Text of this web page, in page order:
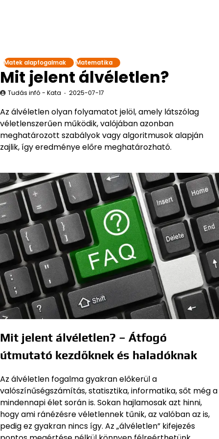
Matek alapfogalmak Matematika
Mit jelent álvéletlen?
Tudás infó - Kata 2025-07-17
Az álvéletlen olyan folyamatot jelöl, amely látszólag
véletlenszerűen működik, valójában azonban
meghatározott szabályok vagy algoritmusok alapján
zajlik, így eredménye előre meghatározható.
Mit jelent álvéletlen? – Átfogó
útmutató kezdőknek és haladóknak
Az álvéletlen fogalma gyakran előkerül a
valószínűségszámítás, statisztika, informatika, sőt még a
mindennapi élet során is. Sokan hajlamosak azt hinni,
hogy ami ránézésre véletlennek tűnik, az valóban az is,
pedig ez gyakran nincs így. Az „álvéletlen” kifejezés